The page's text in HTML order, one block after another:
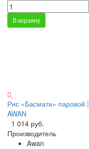
В корзину
Рис «Басмати» паровой |
AWAN
1 014 руб.
Производитель
Awan